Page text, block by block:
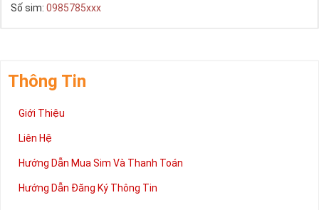
là đầu số mang ý nghĩa về phong thủy và ý nghĩa của sự
may mắn trên con đường công danh, sự nghiệp.
để tạo thành một sim số đẹp viettel giá rẻ 10 số và mang ý
nghĩa phong thủy. Đây là đầu số hợp cho những người có
Kim cũng có thể sử dụng rất tốt.
Số sim: 0985785xxx
Thông Tin
Giới Thiệu
Liên Hệ
Hướng Dẫn Mua Sim Và Thanh Toán
Hướng Dẫn Đăng Ký Thông Tin